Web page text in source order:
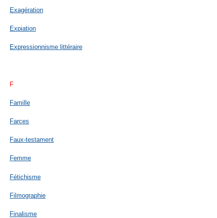
Exagération
Expiation
Expressionnisme littéraire
F
Famille
Farces
Faux-testament
Femme
Fétichisme
Filmographie
Finalisme